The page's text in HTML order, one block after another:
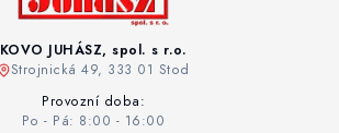
KOVO JUHÁSZ, spol. s r.o.
Strojnická 49, 333 01 Stod
Provozní doba:
Po - Pá: 8:00 - 16:00